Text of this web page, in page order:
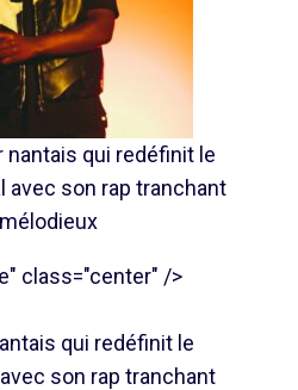
nantais qui redéfinit le
avec son rap tranchant
class="center" />
qui redéfinit le
son rap tranchant